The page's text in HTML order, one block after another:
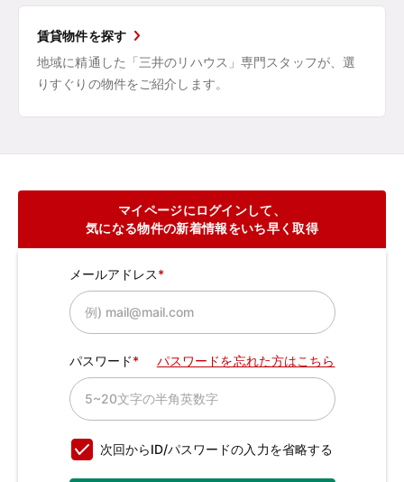
賃貸物件を探す
地域に精通した「三井のリハウス」専門スタッフが、選
りすぐりの物件をご紹介します。
マイページにログインして、
気になる物件の新着情報をいち早く取得
メールアドレス
パスワード パスワードを忘れた方はこちら
次回からID/パスワードの入力を省略する